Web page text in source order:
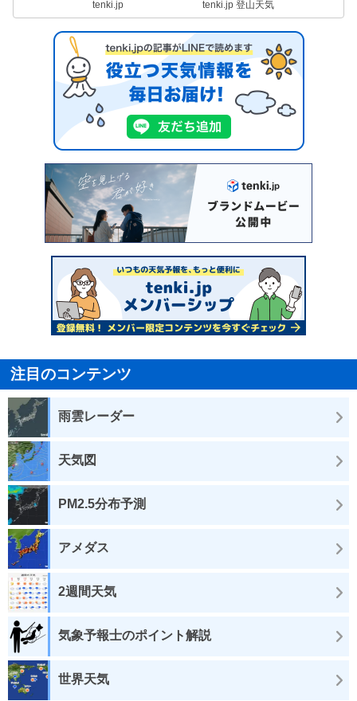
tenki.jp tenki.jp 登山天気
注目のコンテンツ
雨雲レーダー
天気図
PM2.5分布予測
アメダス
2週間天気
気象予報士のポイント解説
世界天気